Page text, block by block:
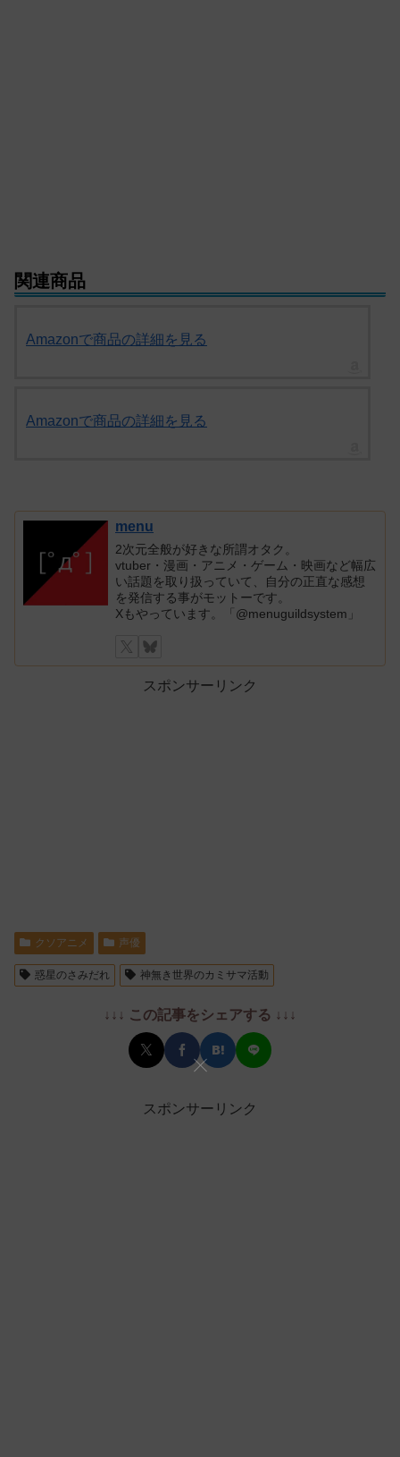
関連商品
Amazonで商品の詳細を見る
Amazonで商品の詳細を見る
menu
2次元全般が好きな所謂オタク。
vtuber・漫画・アニメ・ゲーム・映画など幅広
い話題を取り扱っていて、自分の正直な感想
を発信する事がモットーです。
Xもやっています。「@menuguildsystem」
スポンサーリンク
クソアニメ 声優
惑星のさみだれ 神無き世界のカミサマ活動
↓↓↓ この記事をシェアする ↓↓↓
スポンサーリンク